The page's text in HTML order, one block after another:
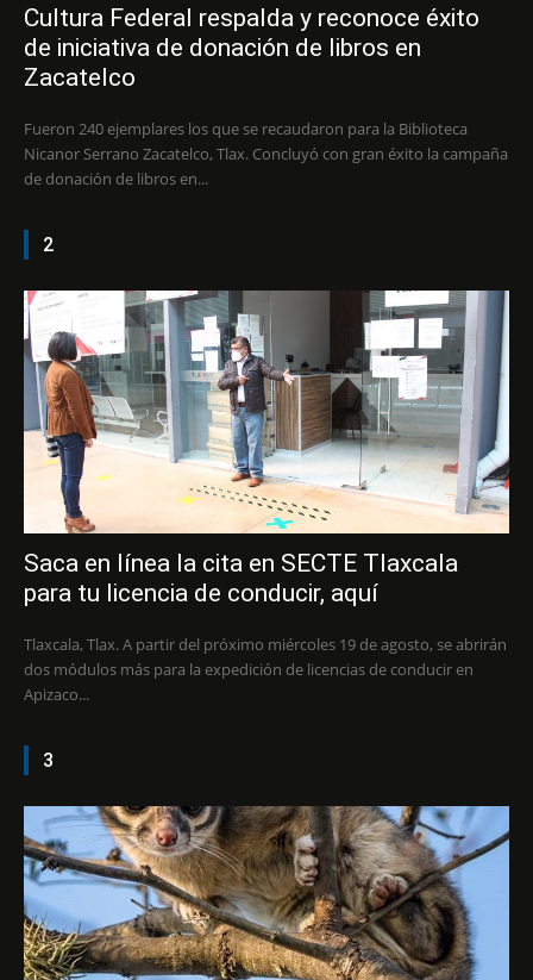
Cultura Federal respalda y reconoce éxito
de iniciativa de donación de libros en
Zacatelco
Fueron 240 ejemplares los que se recaudaron para la Biblioteca
Nicanor Serrano Zacatelco, Tlax. Concluyó con gran éxito la campaña
de donación de libros en...
2
Saca en línea la cita en SECTE Tlaxcala
para tu licencia de conducir, aquí
Tlaxcala, Tlax. A partir del próximo miércoles 19 de agosto, se abrirán
dos módulos más para la expedición de licencias de conducir en
Apizaco...
3